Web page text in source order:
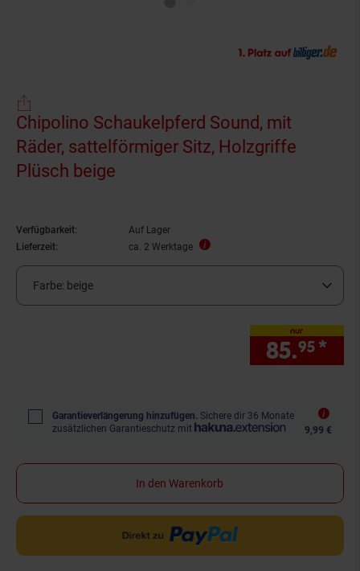
Chipolino Schaukelpferd Sound, mit
Räder, sattelförmiger Sitz, Holzgriffe
Plüsch beige
Verfügbarkeit:
Auf Lager
Lieferzeit:
ca. 2 Werktage
Farbe: beige
nur
85.95 *
Garantieverlängerung hinzufügen. Sichere dir 36 Monate
zusätzlichen Garantieschutz mit
9,99 €
In den Warenkorb